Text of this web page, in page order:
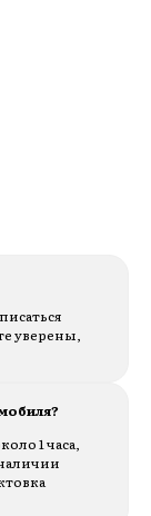
уверены,
1 часа,